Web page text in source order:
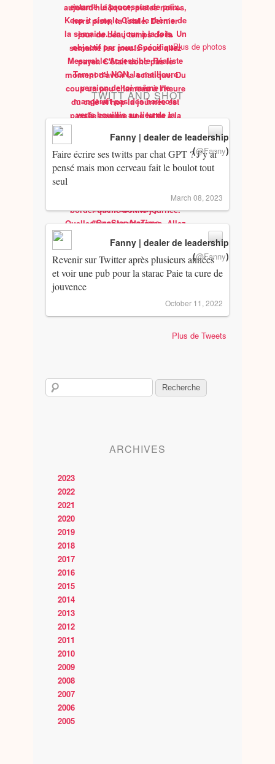
Plus de photos
TWITT AND SHOT
Faire écrire ses twitts par chat GPT ? J’y ai
pensé mais mon cerveau fait le boulot tout
seul
Fanny | dealer de leadership
(@Fanny)
March 08, 2023
Revenir sur Twitter après plusieurs années
et voir une pub pour la starac Paie ta cure de
jouvence
Fanny | dealer de leadership
(@Fanny)
October 11, 2022
Plus de Tweets
ARCHIVES
2023
2022
2021
2020
2019
2018
2017
2016
2015
2014
2013
2012
2011
2010
2009
2008
2007
2006
2005